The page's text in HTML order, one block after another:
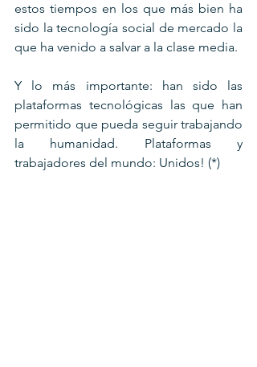
estos tiempos en los que más bien ha
sido la tecnología social de mercado la
que ha venido a salvar a la clase media.
Y lo más importante: han sido las
plataformas tecnológicas las que han
permitido que pueda seguir trabajando
la humanidad. Plataformas y
trabajadores del mundo: Unidos! (*)